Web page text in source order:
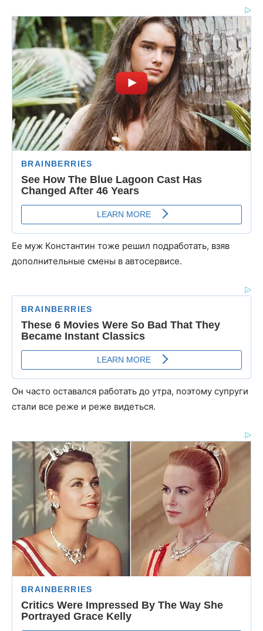
Ее муж Константин тоже решил подработать, взяв
дополнительные смены в автосервисе.
Он часто оставался работать до утра, поэтому супруги
стали все реже и реже видеться.